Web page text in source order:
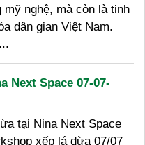
mỹ nghệ, mà còn là tinh
dân gian Việt Nam.
Next Space 07-07-
tại Nina Next Space
xếp lá dừa 07/07